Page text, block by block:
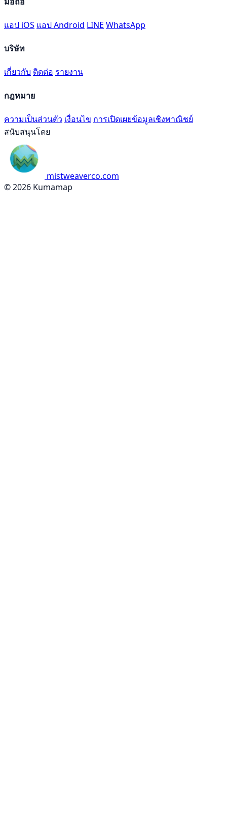
แอป iOS แอป Android LINE WhatsApp
บริษัท
เกี่ยวกับ ติดต่อ รายงาน
กฎหมาย
ความเป็นส่วนตัว เงื่อนไข การเปิดเผยข้อมูลเชิงพาณิชย์
สนับสนุนโดย
mistweaverco.com
© 2026 Kumamap